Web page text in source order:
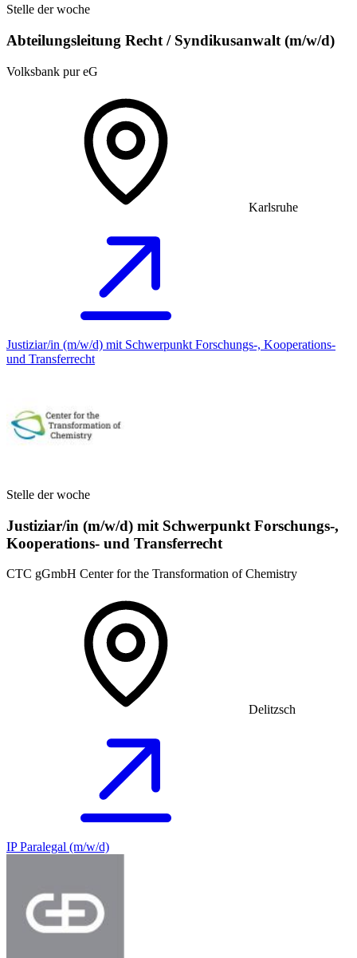
Stelle der woche
Abteilungsleitung Recht / Syndikusanwalt (m/w/d)
Volksbank pur eG
Karlsruhe
Justiziar/in (m/w/d) mit Schwerpunkt Forschungs-, Kooperations-
und Transferrecht
Stelle der woche
Justiziar/in (m/w/d) mit Schwerpunkt Forschungs-,
Kooperations- und Transferrecht
CTC gGmbH Center for the Transformation of Chemistry
Delitzsch
IP Paralegal (m/w/d)